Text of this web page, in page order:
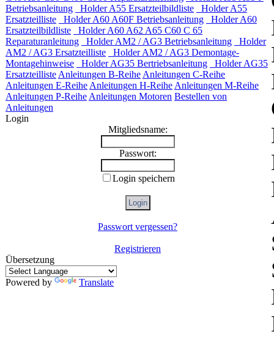
Betriebsanleitung
Holder A55 Ersatzteilbildliste
Holder A55
Ersatzteilliste
Holder A60 A60F Betriebsanleitung
Holder A60
Ersatzteilbildliste
Holder A60 A62 A65 C60 C 65
Reparaturanleitung
Holder AM2 / AG3 Betriebsanleitung
Holder
AM2 / AG3 Ersatzteilliste
Holder AM2 / AG3 Demontage-
Montagehinweise
Holder AG35 Bertriebsanleitung
Holder AG35
Ersatzteilliste Anleitungen B-Reihe Anleitungen C-Reihe
Anleitungen E-Reihe Anleitungen H-Reihe Anleitungen M-Reihe
Anleitungen P-Reihe Anleitungen Motoren Bestellen von
Anleitungen
Login
Mitgliedsname:
Passwort:
Login speichern
Passwort vergessen?
Registrieren
Übersetzung
Powered by Translate